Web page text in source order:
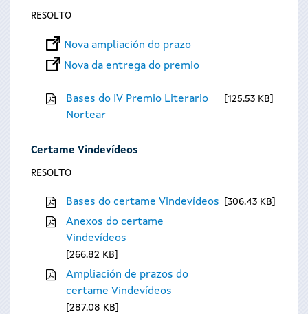
RESOLTO
Nova ampliación do prazo
Nova da entrega do premio
Bases do IV Premio Literario
Nortear
125.53 KB
Certame Vindevídeos
RESOLTO
Bases do certame Vindevídeos 306.43 KB
Anexos do certame
Vindevídeos
266.82 KB
Ampliación de prazos do
certame Vindevídeos
287.08 KB